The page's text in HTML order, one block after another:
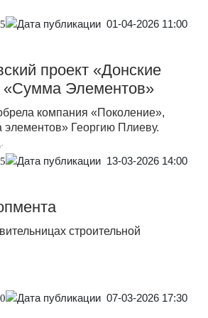
01-04-2026 11:00
проект «Донские
«Сумма Элементов»
компания «Поколение»,
Георгию Плиеву.
13-03-2026 14:00
строительной
07-03-2026 17:30